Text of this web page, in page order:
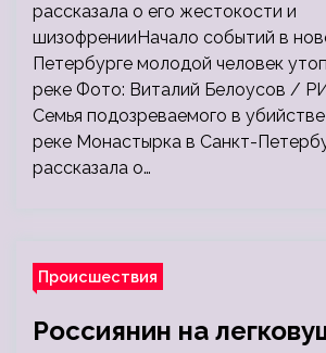
рассказала о его жестокости и
шизофренииНачало событий в
Петербурге молодой человек
реке Фото: Виталий Белоусов /
Семья подозреваемого в
реке Монастырка в Санкт-
рассказала о…
Происшествия
Россиянин на